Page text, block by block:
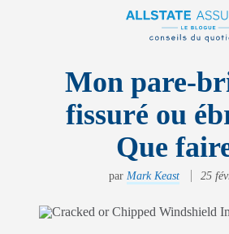
À la maison
Sur la route
Obtenir une soumission
Trouver une agence
Mon pare-
fissuré ou
Que
par Mark Keast 25